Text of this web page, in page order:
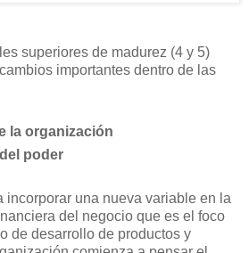
superiores de madurez (4 y 5)
importantes dentro de las
la organización
poder
incorporar una nueva variable en la
del negocio que es el foco
de desarrollo de productos y